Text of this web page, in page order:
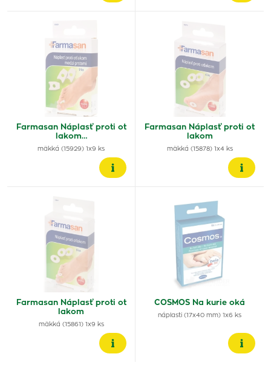
Farmasan Náplasť proti ot
lakom…
mäkká (15929) 1x9 ks
Farmasan Náplasť proti ot
lakom
mäkká (15878) 1x4 ks
Farmasan Náplasť proti ot
lakom
mäkká (15861) 1x9 ks
COSMOS Na kurie oká
náplasti (17x40 mm) 1x6 ks